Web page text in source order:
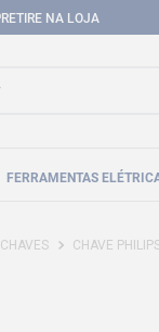
RETIRE NA LOJA
FERRAMENTAS
CHAVES CHAVE